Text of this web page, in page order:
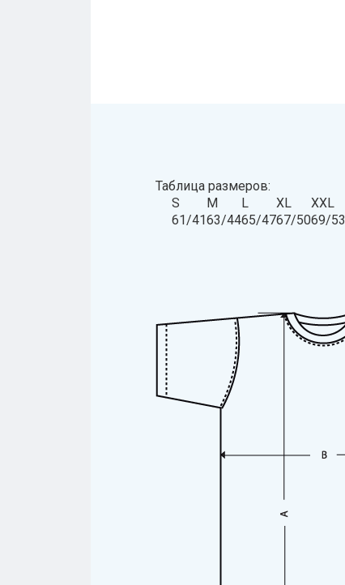
Таблица размеров:
S
M L XL
XXL
61/4163/4465/4767/5069/53